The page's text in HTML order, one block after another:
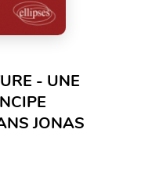
- UNE
JONAS